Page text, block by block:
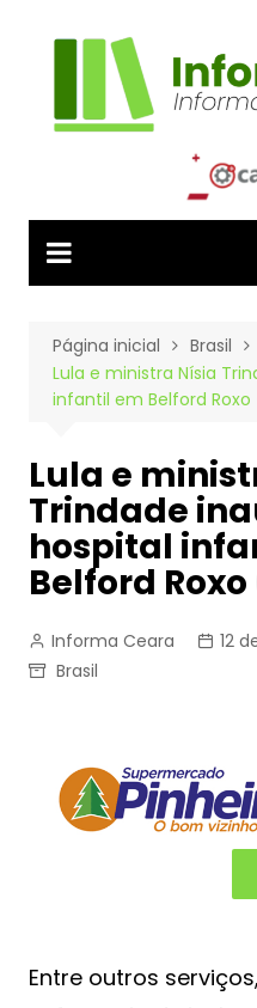
Página inicial
Brasil
Lula e ministra Nísia
infantil em Belford Roxo
Lula e
Trindade
hospital
Belford Roxo
Informa Ceara
12
Brasil
Entre outros